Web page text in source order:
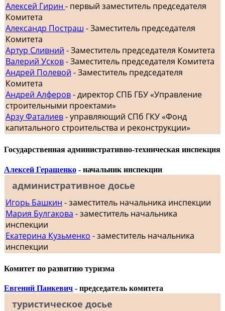
Алексей Гирин - первый заместитель председателя
Комитета
Александр Постраш - Заместитель председателя
Комитета
Артур Сливний - Заместитель председателя Комитета
Валерий Усков- Заместитель председателя Комитета
Андрей Полевой - Заместитель председателя
Комитета
Андрей Алферов- директор СПБ ГБУ «Управление
строительными проектами»
Арзу Фаталиев- управляющий СПб ГКУ «Фонд
капитального строительства и реконструкции»
Государственная административно-техническая инспекция
Алексей Геращенко - начальник инспекции
административное досье
Игорь Башкин - заместитель начальника инспекции
Мария Булгакова - заместитель начальника
инспекции
Екатерина Кузьменко - заместитель начальника
инспекции
Комитет по развитию туризма
Евгений Панкевич - председатель комитета
туристическое досье